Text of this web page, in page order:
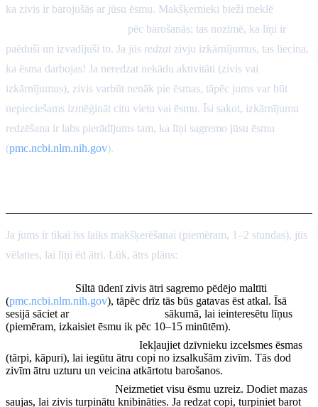
ka zivis ir barojušās ar jūsu ēsmu. Makšķernieki bieži meklē
pēc barošanās; tas nozīmē, ka līņi ir
paēduši un izvadījuši to. Ja jūs redzatzivju izkārnījumus, tas liecina,
ka ēsma darbojas! Ja neredzat nekādu aktivitāti (zivis vai
izkārnījumus), zivis varbūt nenāk pie ēsmas, tāpēc jums var būt
nepieciešams izmēģināt citu vietu vai ēsmu. Īsi sakot, izkārnījumu
redzēšana ir labs pierādījums tam, ka līņi sagremo jūsu ēsmu
(pmc.ncbi.nlm.nih.gov).
Ja jums ir tikai īss laiks makšķerēšanai (piemēram, 1–2 stundas), jūs
vēlaties, lai līņi ēd ātri. Lūk, ātrs plāns:
Siltā ūdenī zivis ātri sagremo pēdējo maltīti
(pmc.ncbi.nlm.nih.gov), tāpēc drīz tās būs gatavas ēst atkal. Īsā
sesijā sāciet ar
sākumā, lai ieinteresētu līņus
(piemēram, izkaisiet ēsmu ik pēc 10–15 minūtēm).
Iekļaujiet dzīvnieku izcelsmes ēsmas
(tārpi, kāpuri), lai iegūtu ātru copi no izsalkušām zivīm. Tās dod
zivīm ātru uzturu un veicina atkārtotu barošanos.
Neizmetiet visu ēsmu uzreiz. Dodiet mazas
saujas, lai zivis turpinātu knibināties. Ja redzat copi, turpiniet barot